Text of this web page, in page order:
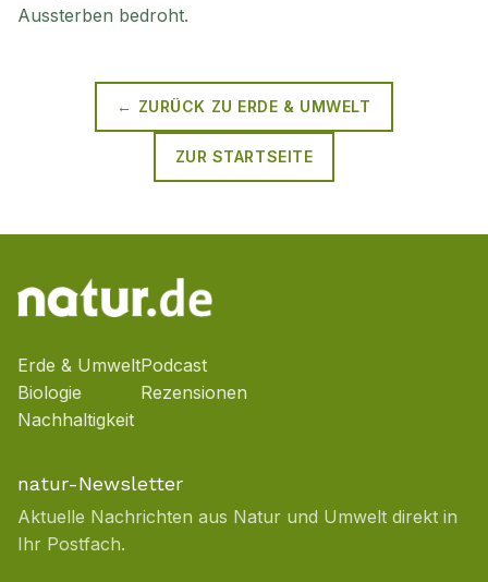
Aussterben bedroht.
← ZURÜCK ZU ERDE & UMWELT
ZUR STARTSEITE
Erde & Umwelt
Biologie
Nachhaltigkeit
Podcast
Rezensionen
natur-Newsletter
Aktuelle Nachrichten aus Natur und Umwelt direkt in
Ihr Postfach.